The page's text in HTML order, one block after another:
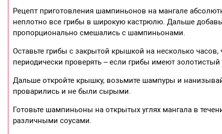
Рецепт приготовления шампиньонов на мангале
неплотно все грибы в широкую кастрюлю. Дальше
пропорционально смешались с шампиньонами.
Оставьте грибы с закрытой крышкой на несколько
периодически проверять – если грибы имеют
Дальше откройте крышку, возьмите шампуры и
проварились и не были сырыми.
Готовьте шампиньоны на открытых углях мангала в
различными соусами.